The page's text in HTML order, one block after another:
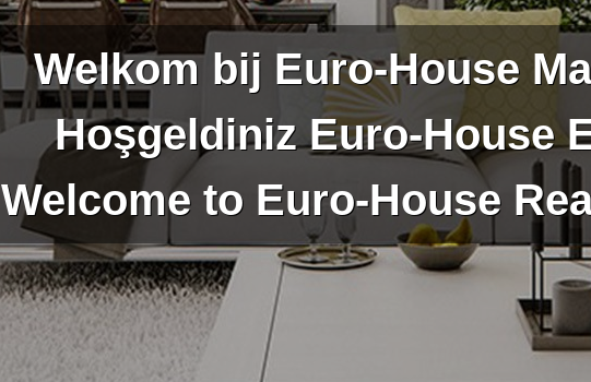
Welkom bij Euro-House
Hoşgeldiniz Euro-House
Welcome to Euro-House